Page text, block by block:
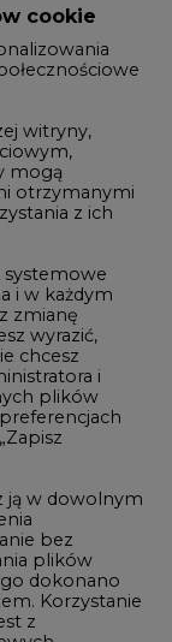
cookie
witryny,
mogą
otrzymanymi
z ich
systemowe
i w każdym
zmianę
wyrazić,
chcesz
i
plików
ją w dowolnym
bez
plików
dokonano
Korzystanie
z